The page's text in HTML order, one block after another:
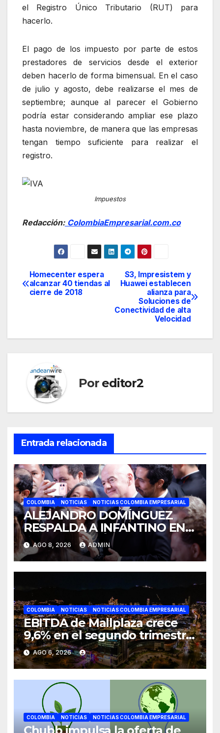
el Registro Único Tributario (RUT) para
hacerlo.
El pago de los impuesto por parte de estos
prestadores de servicios desde el exterior
deben hacerlo de forma bimensual. En el caso
de julio y agosto, debe realizarse el mes de
septiembre; aunque al parecer el Gobierno
podría estar considerando ampliar ese plazo
hasta noviembre, de manera que las empresas
tengan tiempo suficiente para realizar el
registro.
Impuestos
Redacción: ColombiaEmpresarial.com.co
Navegación
de
S3, Impresistem y
Huawei establecen
alianza para
Soluciones de
Conectividad de alta
Velocidad
Homecenter espera
alcanzar 40 tiendas al
cierre de 2018
Por editor2
Entrada relacionada
COLOMBIA NOTICIAS NOTICIAS COLOMBIA EMPRESARIAL
ALEJANDRO DOMÍNGUEZ
RESPALDA A INFANTINO EN
CALI: «ES EL LÍDER DE LA
TRANSFORMACIÓN DEL
FÚTBOL»
AGO 8, 2026 ADMIN
COLOMBIA NOTICIAS NOTICIAS COLOMBIA EMPRESARIAL
EBITDA de Mallplaza crece
9,6% en el segundo trimestre
mientras avanza en su plan
de crecimiento en Colombia
AGO 6, 2026
COLOMBIA NOTICIAS NOTICIAS COLOMBIA EMPRESARIAL